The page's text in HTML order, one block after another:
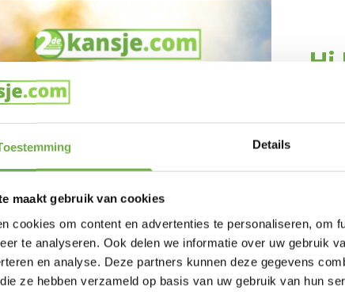
Details
maakt gebruik van cookies
cookies om content en advertenties te personaliseren, om
te analyseren. Ook delen we informatie over uw gebruik
en analyse. Deze partners kunnen deze gegevens
ze hebben verzameld op basis van uw gebruik van hun
Hi
Bij
Laat